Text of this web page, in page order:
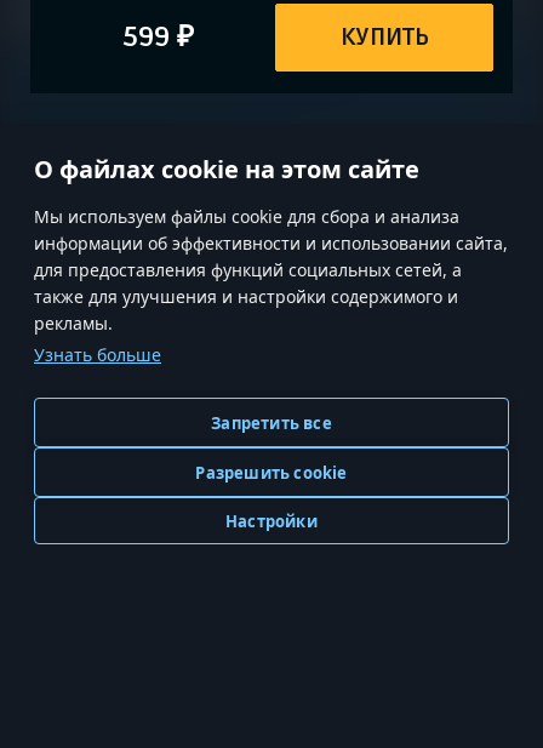
О файлах cookie на этом сайте
Мы используем файлы cookie для сбора и анализа
информации об эффективности и использовании сайта,
для предоставления функций социальных сетей, а
также для улучшения и настройки содержимого и
рекламы.
Узнать больше
Запретить все
Разрешить cookie
Настройки
599 ₽ КУПИТЬ
MODERN WARSHIPS
MWT: TANK BATTLES
КАРЬЕРА